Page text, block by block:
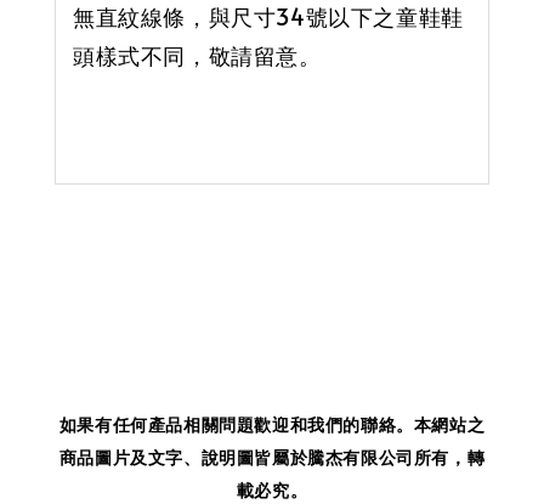
無直紋線條，與尺寸34號以下之童鞋鞋
頭樣式不同，敬請留意。
如果有任何產品相關問題歡迎和我們的聯絡。 本網站之
商品圖片及文字、說明圖皆屬於騰杰有限公司所有，轉
載必究。